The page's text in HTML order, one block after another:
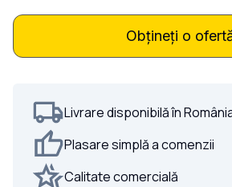
Obțineți o
Livrare disponibilă în
Plasare simplă a comenzii
Calitate comercială